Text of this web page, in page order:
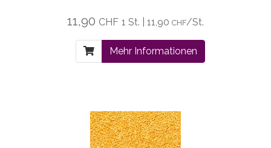
11,90 CHF 1 St. | 11,90 CHF/St.
Mehr Informationen